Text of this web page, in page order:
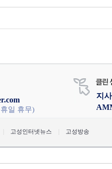
일 휴무)
지
고성인터넷뉴스 고성방송